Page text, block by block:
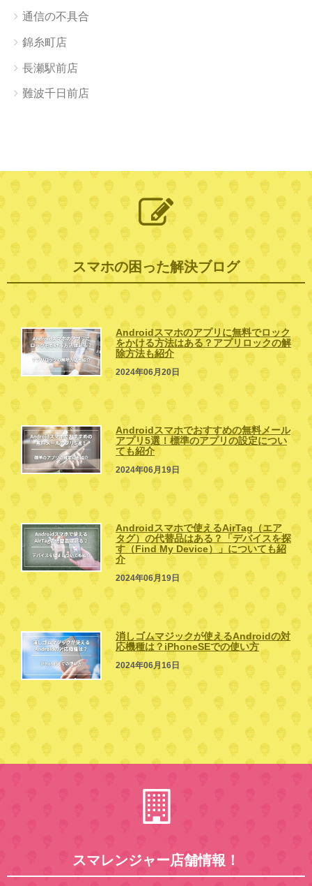
通信の不具合
錦糸町店
長瀬駅前店
難波千日前店
スマホの困った解決ブログ
Androidスマホのアプリに無料でロック
をかける方法はある？アプリロックの解
除方法も紹介
2024年06月20日
Androidスマホでおすすめの無料メール
アプリ5選！標準のアプリの設定につい
ても紹介
2024年06月19日
Androidスマホで使えるAirTag（エア
タグ）の代替品はある？「デバイスを探
す（Find My Device）」についても紹
介
2024年06月19日
消しゴムマジックが使えるAndroidの対
応機種は？iPhoneSEでの使い方
2024年06月16日
スマレンジャー店舗情報！